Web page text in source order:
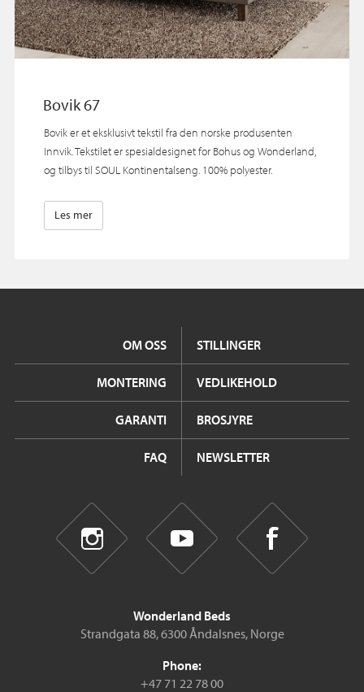
Bovik 67
Bovik er et eksklusivt tekstil fra den norske produsenten
Innvik. Tekstilet er spesialdesignet for Bohus og Wonderland,
og tilbys til SOUL Kontinentalseng. 100% polyester.
Les mer
OM OSS STILLINGER
MONTERING VEDLIKEHOLD
GARANTI BROSJYRE
FAQ NEWSLETTER
Wonderland Beds
Strandgata 88, 6300 Åndalsnes, Norge
Phone:
+47 71 22 78 00